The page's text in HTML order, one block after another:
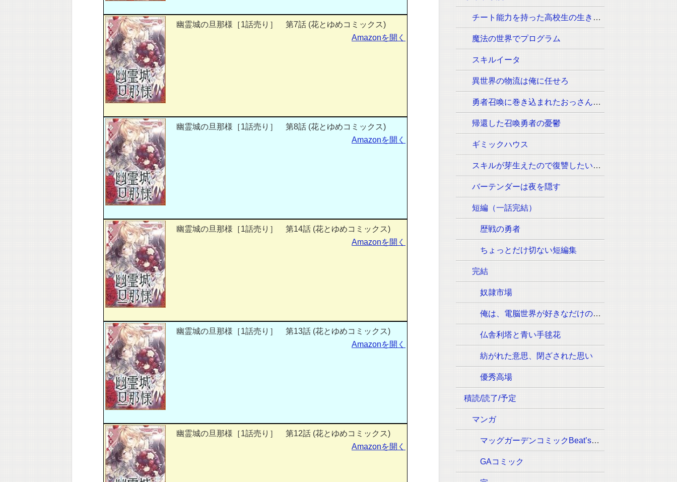
幽霊城の旦那様［1話売り］ 第7話 (花とゆめコミックス)
Amazonを開く
幽霊城の旦那様［1話売り］ 第8話 (花とゆめコミックス)
Amazonを開く
幽霊城の旦那様［1話売り］ 第14話 (花とゆめコミックス)
Amazonを開く
幽霊城の旦那様［1話売り］ 第13話 (花とゆめコミックス)
Amazonを開く
幽霊城の旦那様［1話売り］ 第12話 (花とゆめコミックス)
Amazonを開く
チート能力を持った高校生の生き残りをかけた長く短い七日間
魔法の世界でプログラム
スキルイータ
異世界の物流は俺に任せろ
勇者召喚に巻き込まれたおっさんはウォッシュの魔法（必須:ウィッシュのポーズ）しか使えません。
帰還した召喚勇者の憂鬱
ギミックハウス
スキルが芽生えたので復讐したいと思います
バーテンダーは夜を隠す
短編（一話完結）
歴戦の勇者
ちょっとだけ切ない短編集
完結
奴隷市場
俺は、電脳世界が好きなだけの一般人です
仏舎利塔と青い手毬花
紡がれた意思、閉ざされた思い
優秀高場
積読/読了/予定
マンガ
マッグガーデンコミックBeat’sシリーズ
GAコミック